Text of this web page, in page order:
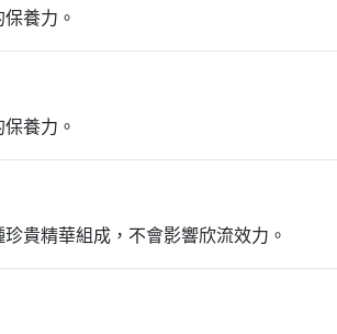
養力。
養力。
貴精華組成，不會影響欣流效力。